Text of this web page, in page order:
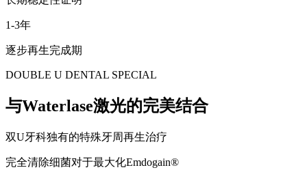
1-3年
逐步再生完成期
DOUBLE U DENTAL SPECIAL
与Waterlase激光的完美结合
双U牙科独有的特殊牙周再生治疗
完全清除细菌对于最大化Emdogain®